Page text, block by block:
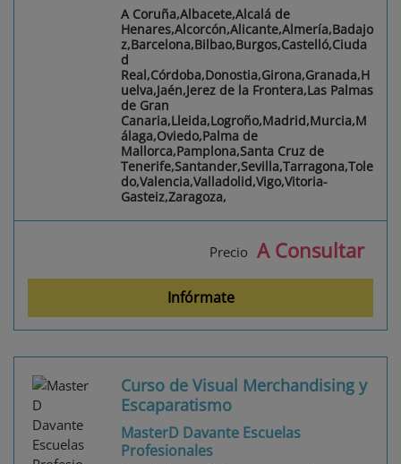
A Coruña,Albacete,Alcalá de
Henares,Alcorcón,Alicante,Almería,Badajo
z,Barcelona,Bilbao,Burgos,Castelló,Ciuda
d
Real,Córdoba,Donostia,Girona,Granada,H
uelva,Jaén,Jerez de la Frontera,Las Palmas
de Gran
Canaria,Lleida,Logroño,Madrid,Murcia,M
álaga,Oviedo,Palma de
Mallorca,Pamplona,Santa Cruz de
Tenerife,Santander,Sevilla,Tarragona,Tole
do,Valencia,Valladolid,Vigo,Vitoria-
Gasteiz,Zaragoza,
Precio A Consultar
Infórmate
Curso de Visual Merchandising y
Escaparatismo
MasterD Davante Escuelas
Profesionales